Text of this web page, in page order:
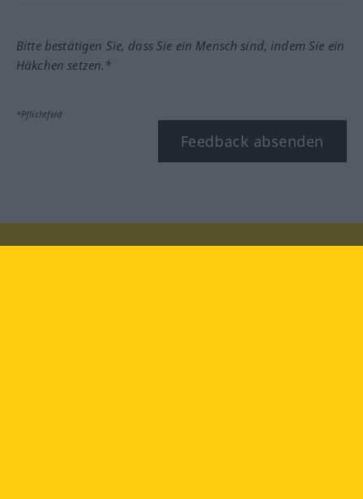
Bitte bestätigen Sie, dass Sie ein Mensch sind, indem Sie ein
Häkchen setzen.*
*Pflichtfeld
Feedback absenden